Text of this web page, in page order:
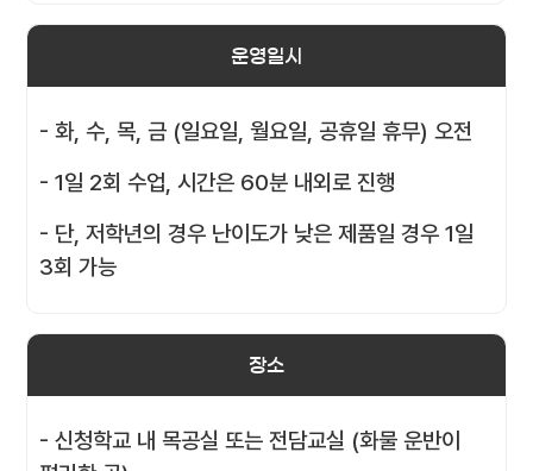
운영일시
- 화, 수, 목, 금 (일요일, 월요일, 공휴일 휴무) 오전
- 1일 2회 수업, 시간은 60분 내외로 진행
- 단, 저학년의 경우 난이도가 낮은 제품일 경우 1일
3회 가능
장소
- 신청학교 내 목공실 또는 전담교실 (화물 운반이